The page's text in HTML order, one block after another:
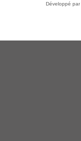
Développé par